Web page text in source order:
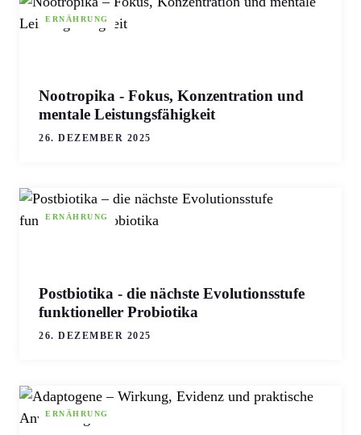
ERNÄHRUNG
Nootropika - Fokus, Konzentration und
mentale Leistungsfähigkeit
26. DEZEMBER 2025
ERNÄHRUNG
Postbiotika - die nächste Evolutionsstufe
funktioneller Probiotika
26. DEZEMBER 2025
ERNÄHRUNG